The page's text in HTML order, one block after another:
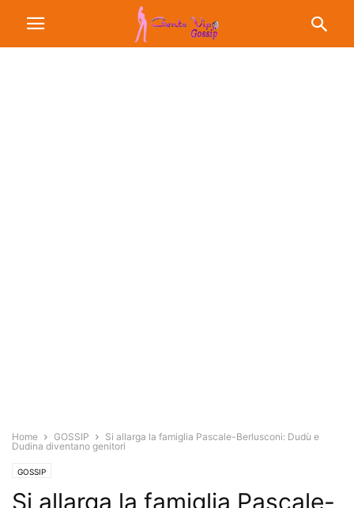
Home GOSSIP
Si allarga la famiglia Pascale-Berlusconi: Dudù e
Dudina diventano genitori
GOSSIP
Si allarga la famiglia Pascale-